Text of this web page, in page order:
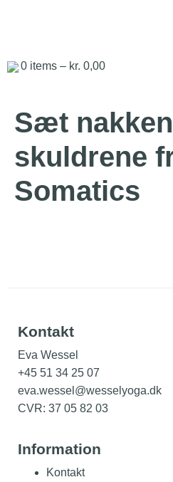
0 items – kr. 0,00
Sæt
skuldrene
Somatics
Kontakt
Eva Wessel
+45 51 34 25 07
eva.wessel@wesselyoga.dk
CVR: 37 05 82 03
Information
Kontakt